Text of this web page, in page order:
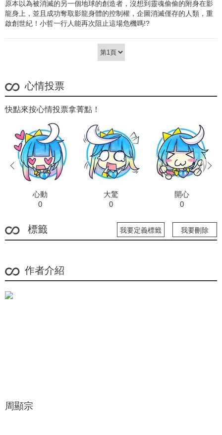
原本以為被消滅的另一個地球的創造者，沒想到靈魂偷偷的附身在影
龍身上，並且成功奪取影龍身體的控制權，企圖消滅僅存的人類，重
啟創世紀！小哲一行人能再次阻止這場危機嗎!?
心情投票
快點來按心情投票拿菁點！
心動
0
大驚
0
開心
0
prev next
標籤 我要定義標籤 我要刪除
作者介紹
周顯宗